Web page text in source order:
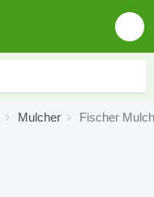
Mulcher Fischer